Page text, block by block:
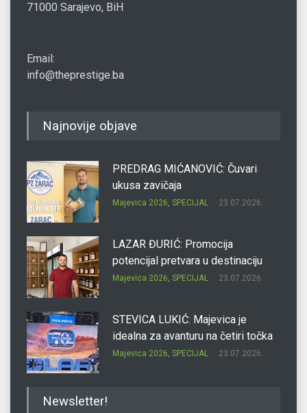
71000 Sarajevo, BiH
Email:
info@theprestige.ba
Najnovije objave
PREDRAG MIĆANOVIĆ: Čuvari
ukusa zavičaja
Majevica 2026, SPECIJAL 23.07.2026.
LAZAR ĐURIĆ: Promocija
potencijal pretvara u destinaciju
Majevica 2026, SPECIJAL 23.07.2026.
STEVICA LUKIĆ: Majevica je
idealna za avanturu na četiri točka
Majevica 2026, SPECIJAL 23.07.2026.
Newsletter!